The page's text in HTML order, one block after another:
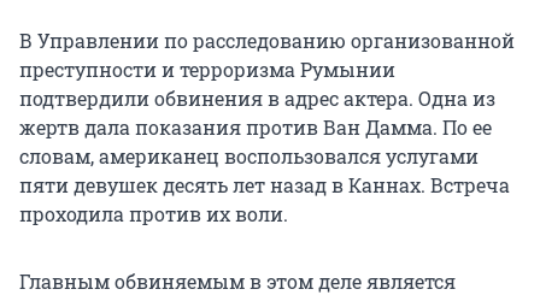
В Управлении по расследованию организованной
преступности и терроризма Румынии
подтвердили обвинения в адрес актера. Одна из
жертв дала показания против Ван Дамма. По ее
словам, американец воспользовался услугами
пяти девушек десять лет назад в Каннах. Встреча
проходила против их воли.
Главным обвиняемым в этом деле является